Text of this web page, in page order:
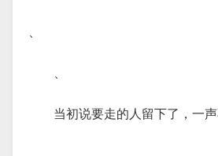
、
、
当初说要走的人留下了，一